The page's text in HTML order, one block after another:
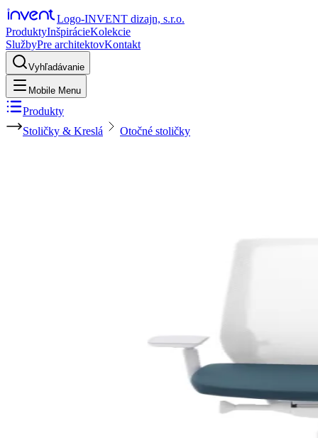
Logo-INVENT dizajn, s.r.o.
ProduktyInšpirácieKolekcie
SlužbyPre architektovKontakt
Vyhľadávanie
Mobile Menu
Produkty
Stoličky & Kreslá
Otočné stoličky